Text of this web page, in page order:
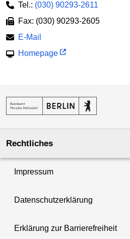
Tel.: (030) 90293-2611
Fax: (030) 90293-2605
E-Mail
Homepage
Rechtliches
Impressum
Datenschutzerklärung
Erklärung zur Barrierefreiheit